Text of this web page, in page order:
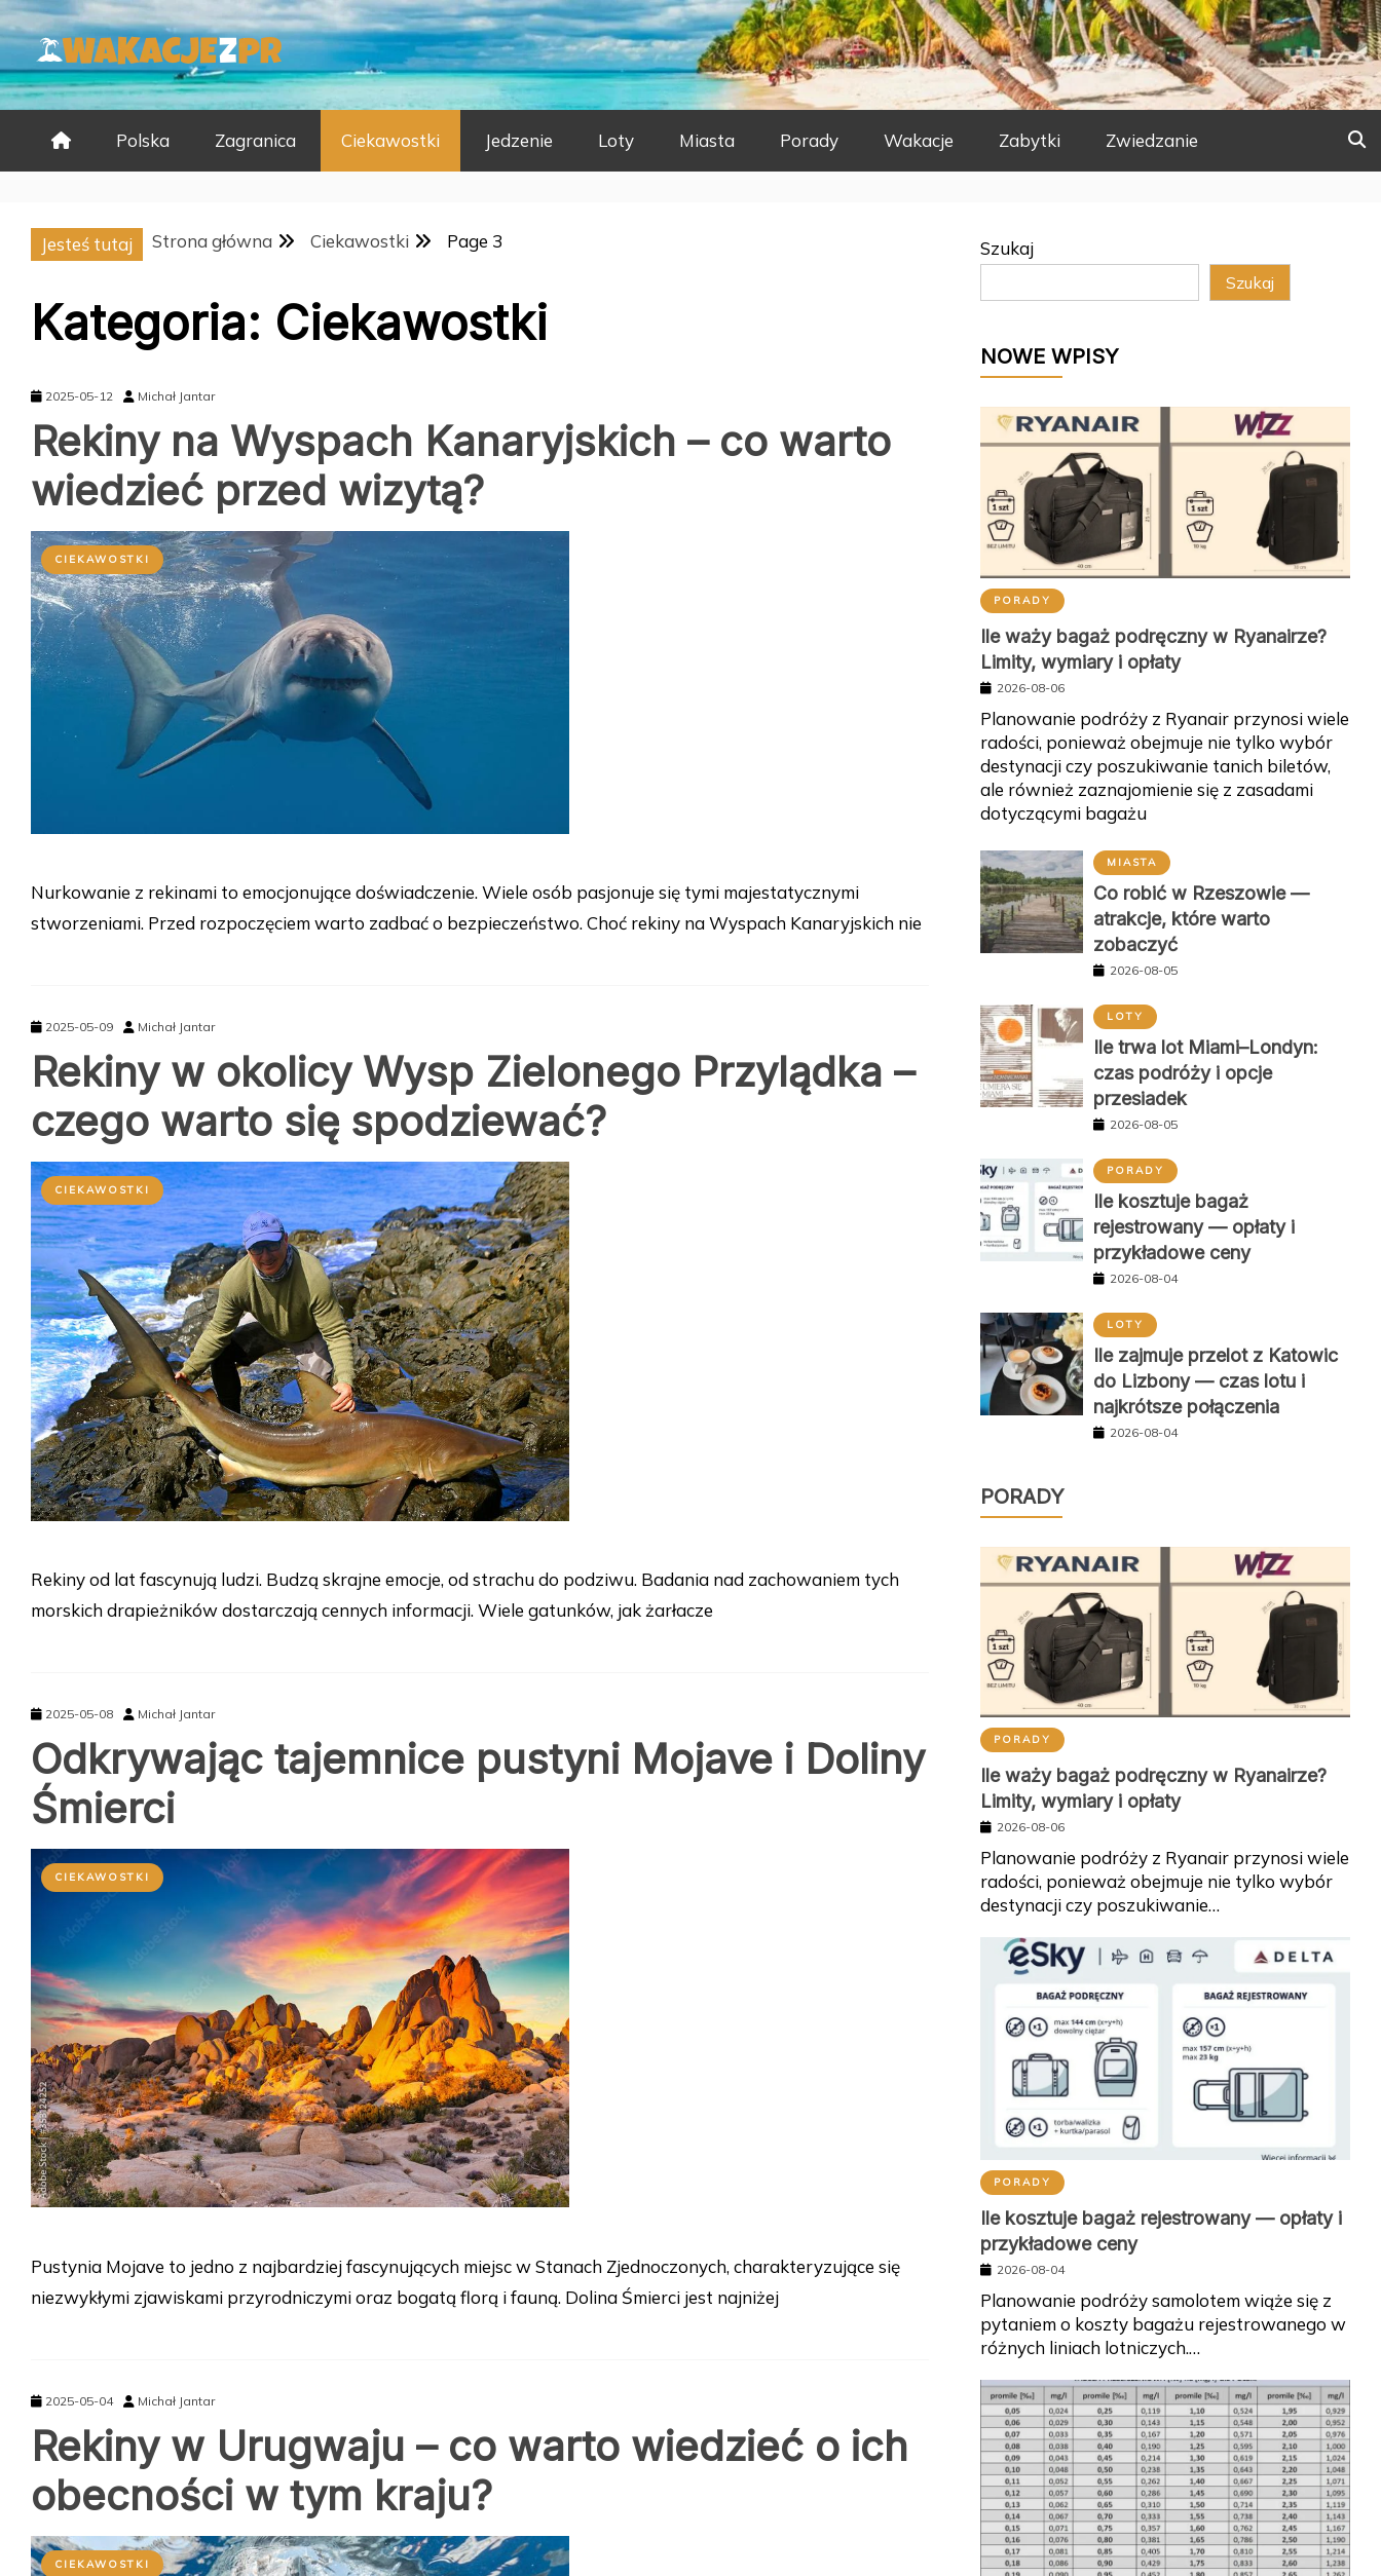
Skip
to
content
Polska Zagranica Ciekawostki Jedzenie Loty Miasta Porady Wakacje Zabytki Zwiedzanie
Jesteś tutaj Strona główna Ciekawostki Page 3
Kategoria: Ciekawostki
2025-05-12 Michał Jantar
Rekiny na Wyspach Kanaryjskich – co warto
wiedzieć przed wizytą?
CIEKAWOSTKI
Nurkowanie z rekinami to emocjonujące doświadczenie. Wiele osób pasjonuje się tymi majestatycznymi
stworzeniami. Przed rozpoczęciem warto zadbać o bezpieczeństwo. Choć rekiny na Wyspach Kanaryjskich nie
2025-05-09 Michał Jantar
Rekiny w okolicy Wysp Zielonego Przylądka –
czego warto się spodziewać?
CIEKAWOSTKI
Rekiny od lat fascynują ludzi. Budzą skrajne emocje, od strachu do podziwu. Badania nad zachowaniem tych
morskich drapieżników dostarczają cennych informacji. Wiele gatunków, jak żarłacze
2025-05-08 Michał Jantar
Odkrywając tajemnice pustyni Mojave i Doliny
Śmierci
CIEKAWOSTKI
Pustynia Mojave to jedno z najbardziej fascynujących miejsc w Stanach Zjednoczonych, charakteryzujące się
niezwykłymi zjawiskami przyrodniczymi oraz bogatą florą i fauną. Dolina Śmierci jest najniżej
2025-05-04 Michał Jantar
Rekiny w Urugwaju – co warto wiedzieć o ich
obecności w tym kraju?
CIEKAWOSTKI
Szukaj
Szukaj
NOWE WPISY
PORADY
Ile waży bagaż podręczny w Ryanairze?
Limity, wymiary i opłaty
2026-08-06
Planowanie podróży z Ryanair przynosi wiele
radości, ponieważ obejmuje nie tylko wybór
destynacji czy poszukiwanie tanich biletów,
ale również zaznajomienie się z zasadami
dotyczącymi bagażu
MIASTA
Co robić w Rzeszowie —
atrakcje, które warto
zobaczyć
2026-08-05
LOTY
Ile trwa lot Miami–Londyn:
czas podróży i opcje
przesiadek
2026-08-05
PORADY
Ile kosztuje bagaż
rejestrowany — opłaty i
przykładowe ceny
2026-08-04
LOTY
Ile zajmuje przelot z Katowic
do Lizbony — czas lotu i
najkrótsze połączenia
2026-08-04
PORADY
PORADY
Ile waży bagaż podręczny w Ryanairze?
Limity, wymiary i opłaty
2026-08-06
Planowanie podróży z Ryanair przynosi wiele
radości, ponieważ obejmuje nie tylko wybór
destynacji czy poszukiwanie…
PORADY
Ile kosztuje bagaż rejestrowany — opłaty i
przykładowe ceny
2026-08-04
Planowanie podróży samolotem wiąże się z
pytaniem o koszty bagażu rejestrowanego w
różnych liniach lotniczych.…